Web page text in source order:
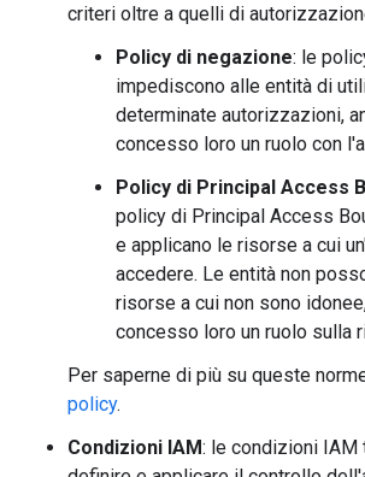
criteri oltre a quelli di
Policy di negazione: le
impediscono alle entità di
determinate autorizzazioni,
concesso loro un ruolo con
Policy di Principal Access
policy di Principal Access
e applicano le risorse a cui
accedere. Le entità non
risorse a cui non sono
concesso loro un ruolo sulla
Per saperne di più su queste
policy.
Condizioni IAM: le condizioni IAM